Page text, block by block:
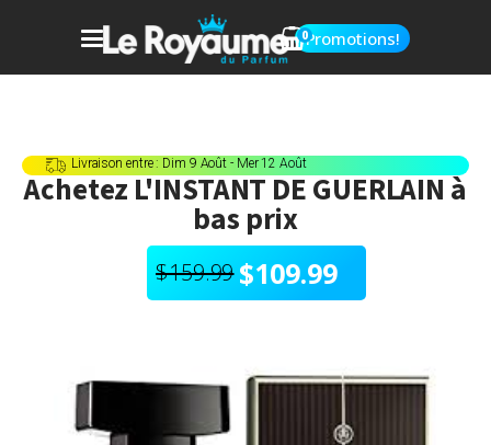
0Promotions!
Livraison entre : Dim 9 Août - Mer 12 Août
AchetezL'INSTANT DE GUERLAINà
bas prix
$159.99
Le
initial
était :
$109.99
Le
actuel
est :